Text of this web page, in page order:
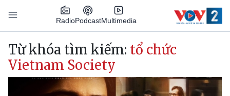
Nhảy đến nội dung
RadioPodcastMultimedia
Main navigation
Từ khóa tìm kiếm: tổ chức
Vietnam Society